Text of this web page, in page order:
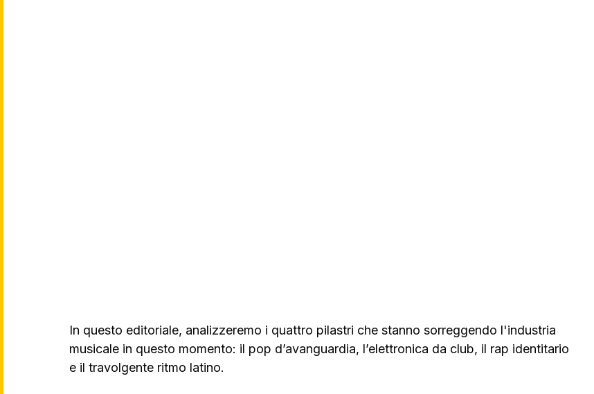
In questo editoriale, analizzeremo i quattro pilastri che stanno sorreggendo l'industria
musicale in questo momento: il pop d’avanguardia, l’elettronica da club, il rap identitario
e il travolgente ritmo latino.